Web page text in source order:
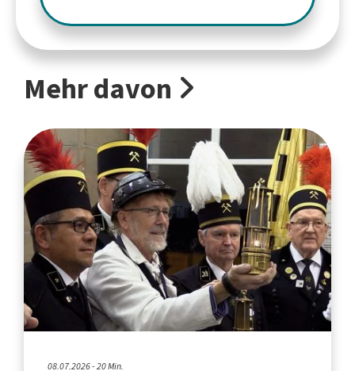
Mehr davon
08.07.2026 - 20 Min.